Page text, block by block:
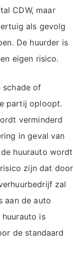
CDW, maar
als gevolg
De huurder is
eigen risico.
schade of
partij oploopt.
verminderd
in geval van
huurauto wordt
zijn dat door
zal
aan de auto
huurauto is
de standaard